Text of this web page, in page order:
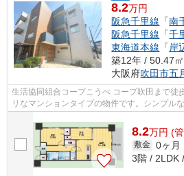
8.2万円
阪急千里線 「南
阪急千里線 「千
東海道本線 「岸
築12年 / 50.47㎡
大阪府吹田市五
生活協同組合コープこうべ コープ吹田まで徒
リなマンションタイプの物件です。シンプル
8.2万円 (
敷金 0ヶ月
3階 / 2LDK